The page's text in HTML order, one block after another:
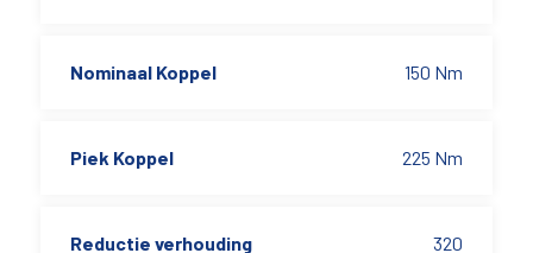
Nominaal Koppel 150 Nm
Piek Koppel 225 Nm
Reductie verhouding 320